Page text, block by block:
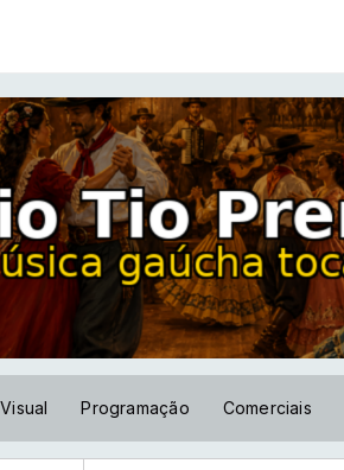
Programação Comerciais